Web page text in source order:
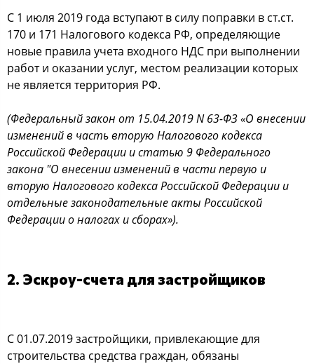
С 1 июля 2019 года вступают в силу поправки в ст.ст.
170 и 171 Налогового кодекса РФ, определяющие
новые правила учета входного НДС при выполнении
работ и оказании услуг, местом реализации которых
не является территория РФ.
(Федеральный закон от 15.04.2019 N 63-ФЗ «О внесении
изменений в часть вторую Налогового кодекса
Российской Федерации и статью 9 Федерального
закона "О внесении изменений в части первую и
вторую Налогового кодекса Российской Федерации и
отдельные законодательные акты Российской
Федерации о налогах и сборах»).
2. Эскроу-счета для застройщиков
С 01.07.2019 застройщики, привлекающие для
строительства средства граждан, обязаны